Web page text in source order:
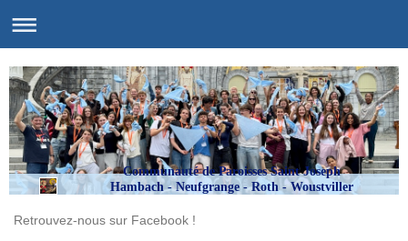
Communauté de Paroisses Saint Joseph
Hambach - Neufgrange - Roth - Woustviller
Retrouvez-nous sur Facebook !